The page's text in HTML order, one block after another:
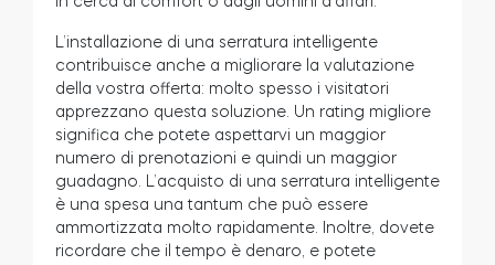
L’installazione di una serratura intelligente
contribuisce anche a migliorare la valutazione
della vostra offerta: molto spesso i visitatori
apprezzano questa soluzione. Un rating migliore
significa che potete aspettarvi un maggior
numero di prenotazioni e quindi un maggior
guadagno. L’acquisto di una serratura intelligente
è una spesa una tantum che può essere
ammortizzata molto rapidamente. Inoltre, dovete
ricordare che il tempo è denaro, e potete